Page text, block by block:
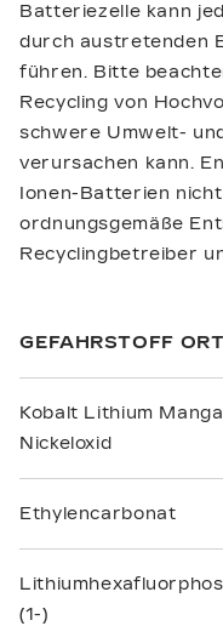
Batteriezelle kann
durch austretenden
führen. Bitte
Recycling von
schwere Umwelt-
verursachen kann.
Ionen-Batterien
ordnungsgemäße
Recyclingbetreiber
GEFAHRSTOFF ORT
Kobalt Lithium
Nickeloxid
Ethylencarbonat
(1-)